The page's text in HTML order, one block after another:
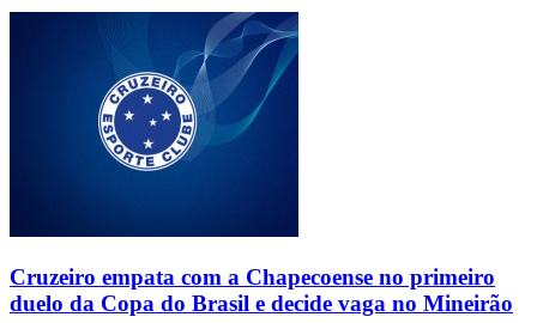
Cruzeiro empata com a Chapecoense no primeiro
duelo da Copa do Brasil e decide vaga no Mineirão